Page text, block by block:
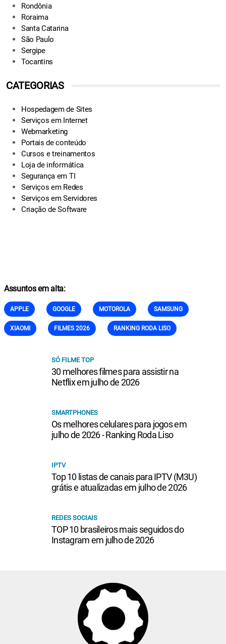
Rondônia
Roraima
Santa Catarina
São Paulo
Sergipe
Tocantins
CATEGORIAS
Hospedagem de Sites
Serviços em Internet
Webmarketing
Portais de conteúdo
Cursos e treinamentos
Loja de informática
Segurança em TI
Serviços em Redes
Serviços em Servidores
Criação de Software
Assuntos em alta:
APPLE GOOGLE MOTOROLA SAMSUNG
XIAOMI FILMES 2026 RANKING RODA LISO
SÓ FILME TOP
30 melhores filmes para assistir na
Netflix em julho de 2026
SMARTPHONES
Os melhores celulares para jogos em
julho de 2026 - Ranking Roda Liso
IPTV
Top 10 listas de canais para IPTV (M3U)
grátis e atualizadas em julho de 2026
REDES SOCIAIS
TOP 10 brasileiros mais seguidos do
Instagram em julho de 2026